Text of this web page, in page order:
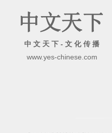
中 文 天 下 - 文 化 传 播
www.yes-chinese.com